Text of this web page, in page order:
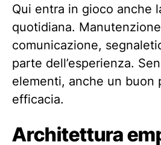
Qui entra in gioco anche
quotidiana.
comunicazione,
parte dell’esperienza.
elementi, anche un buon
efficacia.
Architettura